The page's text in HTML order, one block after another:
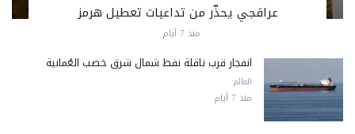
عراقجي يحذّر من تداعيات تعطيل هرمز
منذ 7 أيام
انفجار قرب ناقلة نفط شمال شرق خصب العُمانية
العالم
منذ 7 أيام